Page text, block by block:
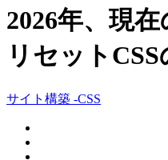
2026年、現
リセット
サイト構築 -CSS